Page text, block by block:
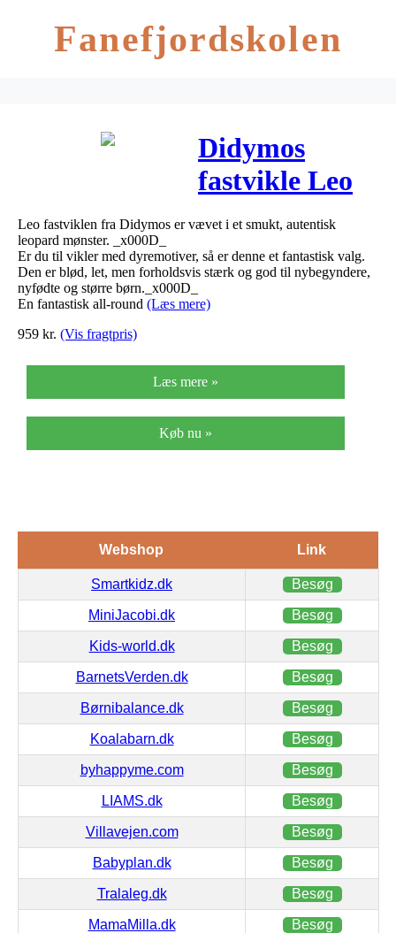
Fanefjordskolen
Didymos
fastvikle Leo
Leo fastviklen fra Didymos er vævet i et smukt, autentisk
leopard mønster. _x000D_
Er du til vikler med dyremotiver, så er denne et fantastisk valg.
Den er blød, let, men forholdsvis stærk og god til nybegyndere,
nyfødte og større børn._x000D_
En fantastisk all-round (Læs mere)
959 kr. (Vis fragtpris)
Læs mere »
Køb nu »
Webshop Link
Smartkidz.dk Besøg
MiniJacobi.dk Besøg
Kids-world.dk Besøg
BarnetsVerden.dk Besøg
Børnibalance.dk Besøg
Koalabarn.dk Besøg
byhappyme.com Besøg
LIAMS.dk Besøg
Villavejen.com Besøg
Babyplan.dk Besøg
Tralaleg.dk Besøg
MamaMilla.dk Besøg